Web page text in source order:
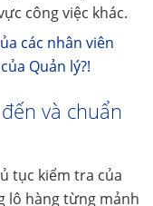
công việc khác.
các nhân viên
Quản lý?!
và chuẩn
tục kiểm tra của
lô hàng từng mảnh